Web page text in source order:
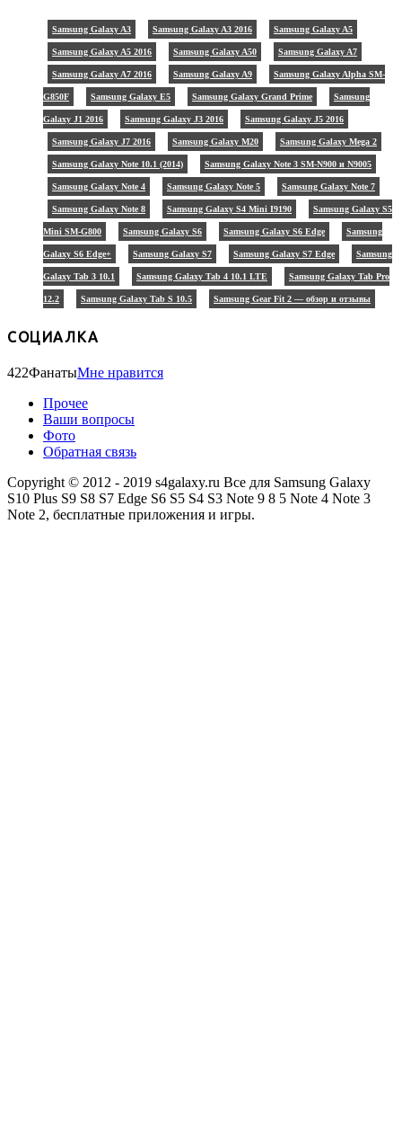
Samsung Galaxy A3 Samsung Galaxy A3 2016 Samsung Galaxy A5
Samsung Galaxy A5 2016 Samsung Galaxy A50 Samsung Galaxy A7
Samsung Galaxy A7 2016 Samsung Galaxy A9 Samsung Galaxy Alpha SM-
G850F Samsung Galaxy E5 Samsung Galaxy Grand Prime Samsung
Galaxy J1 2016 Samsung Galaxy J3 2016 Samsung Galaxy J5 2016
Samsung Galaxy J7 2016 Samsung Galaxy M20 Samsung Galaxy Mega 2
Samsung Galaxy Note 10.1 (2014) Samsung Galaxy Note 3 SM-N900 и N9005
Samsung Galaxy Note 4 Samsung Galaxy Note 5 Samsung Galaxy Note 7
Samsung Galaxy Note 8 Samsung Galaxy S4 Mini I9190 Samsung Galaxy S5
Mini SM-G800 Samsung Galaxy S6 Samsung Galaxy S6 Edge Samsung
Galaxy S6 Edge+ Samsung Galaxy S7 Samsung Galaxy S7 Edge Samsung
Galaxy Tab 3 10.1 Samsung Galaxy Tab 4 10.1 LTE Samsung Galaxy Tab Pro
12.2 Samsung Galaxy Tab S 10.5 Samsung Gear Fit 2 — обзор и отзывы
СОЦИАЛКА
422ФанатыМне нравится
Прочее
Ваши вопросы
Фото
Обратная связь
Copyright © 2012 - 2019 s4galaxy.ru Все для Samsung Galaxy
S10 Plus S9 S8 S7 Edge S6 S5 S4 S3 Note 9 8 5 Note 4 Note 3
Note 2, бесплатные приложения и игры.